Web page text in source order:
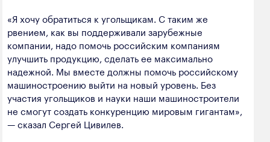
«Я хочу обратиться к угольщикам. С таким же
рвением, как вы поддерживали зарубежные
компании, надо помочь российским компаниям
улучшить продукцию, сделать ее максимально
надежной. Мы вместе должны помочь российскому
машиностроению выйти на новый уровень. Без
участия угольщиков и науки наши машиностроители
не смогут создать конкуренцию мировым гигантам»,
— сказал Сергей Цивилев.